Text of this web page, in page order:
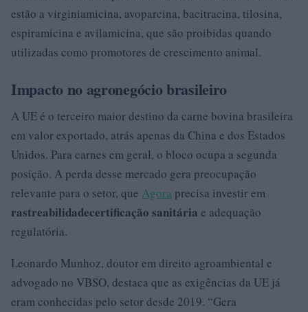
estão a virginiamicina, avoparcina, bacitracina, tilosina,
espiramicina e avilamicina, que são proibidas quando
utilizadas como promotores de crescimento animal.
Impacto no agronegócio brasileiro
A UE é o terceiro maior destino da carne bovina brasileira
em valor exportado, atrás apenas da China e dos Estados
Unidos. Para carnes em geral, o bloco ocupa a segunda
posição. A perda desse mercado gera preocupação
relevante para o setor, que Agora precisa investir em
rastreabilidadecertificação sanitária e adequação
regulatória.
Leonardo Munhoz, doutor em direito agroambiental e
advogado no VBSO, destaca que as exigências da UE já
eram conhecidas pelo setor desde 2019. “Gera